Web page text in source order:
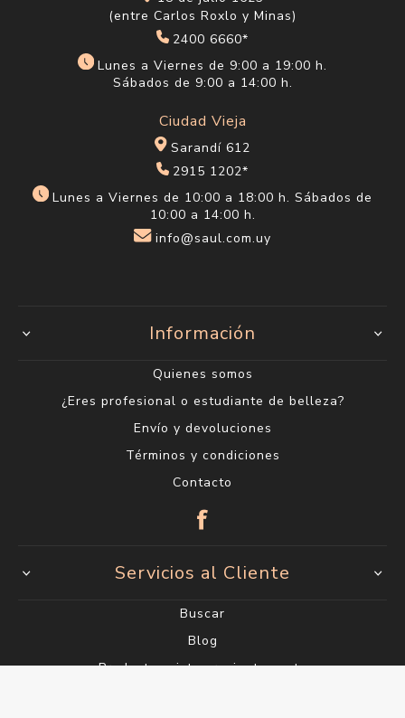
Centro
18 de julio 1623
2400 6660*
Lunes a Viernes de 9:00 a 19:00 h.
Sábados de 9:00 a 14:00 h.
2915 1202*
10:00 a 14:00 h.
info@saul.com.uy
¿Eres profesional o estudiante de belleza?
Términos y condiciones
Contacto